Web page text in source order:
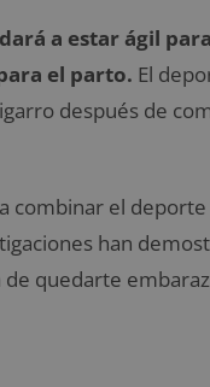
a estar ágil
el parto. El
después de
combinar el
han
quedarte